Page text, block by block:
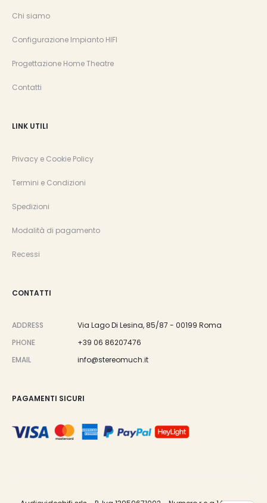
Chi siamo
Configurazione Impianto HIFI
Progettazione Home Theatre
Contatti
LINK UTILI
Privacy e Cookie Policy
Termini e Condizioni
Spedizioni
Modalità di pagamento
Recessi
CONTATTI
ADDRESS
Via Lago Di Lesina, 85/87 - 00199 Roma
PHONE
+39 06 86207476
EMAIL
info@stereomuch.it
PAGAMENTI SICURI